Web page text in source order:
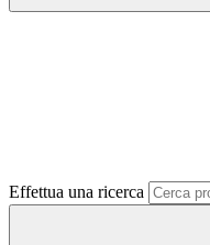
Effettua una ricerca